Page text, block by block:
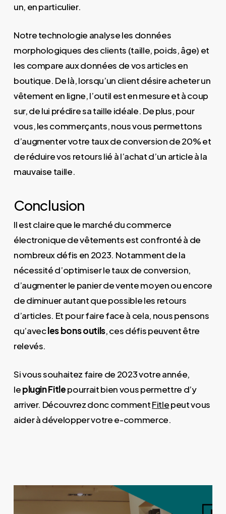
un, en particulier.
Notre technologie analyse les données
morphologiques des clients (taille, poids, âge) et
les compare aux données de vos articles en
boutique. De là, lorsqu’un client désire acheter un
vêtement en ligne, l’outil est en mesure et à coup
sur, de lui prédire sa taille idéale. De plus, pour
vous, les commerçants, nous vous permettons
d’augmenter votre taux de conversion de 20% et
de réduire vos retours lié à l’achat d’un article à la
mauvaise taille.
Conclusion
Il est claire que le marché du commerce
électronique de vêtements est confronté à de
nombreux défis en 2023. Notamment de la
nécessité d’optimiser le taux de conversion,
d’augmenter le panier de vente moyen ou encore
de diminuer autant que possible les retours
d’articles. Et pour faire face à cela, nous pensons
qu’avecles bons outils, ces défis peuvent être
relevés.
Si vous souhaitez faire de 2023 votre année,
leplugin Fitlepourrait bien vous permettre d’y
arriver. Découvrez donc commentFitlepeut vous
aider à développer votre e-commerce.